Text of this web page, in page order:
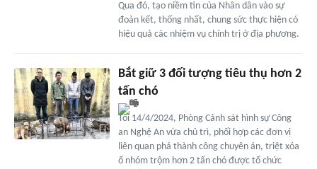
Qua đó, tạo niềm tin của Nhân dân vào sự
đoàn kết, thống nhất, chung sức thực hiện có
hiệu quả các nhiệm vụ chính trị ở địa phương.
Bắt giữ 3 đối tượng tiêu thụ hơn 2
tấn chó
Tối 14/4/2024, Phòng Cảnh sát hình sự Công
an Nghệ An vừa chủ trì, phối hợp các đơn vị
liên quan phá thành công chuyên án, triệt xóa
ổ nhóm trộm hơn 2 tấn chó được tổ chức